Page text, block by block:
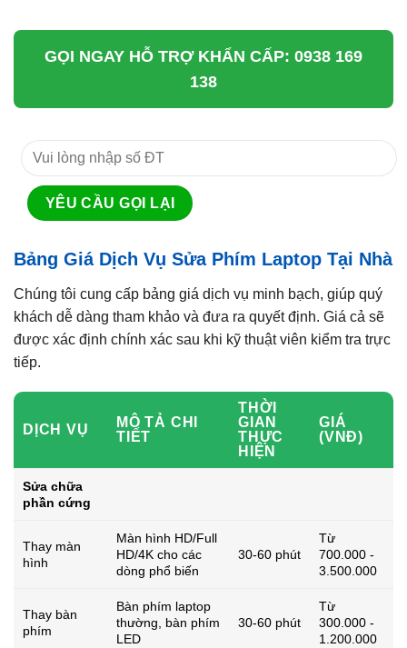
GỌI NGAY HỖ TRỢ KHẨN CẤP: 0938 169
138
Bảng Giá Dịch Vụ Sửa Phím Laptop Tại Nhà
Chúng tôi cung cấp bảng giá dịch vụ minh bạch, giúp quý
khách dễ dàng tham khảo và đưa ra quyết định. Giá cả sẽ
được xác định chính xác sau khi kỹ thuật viên kiểm tra trực
tiếp.
DỊCH VỤ
MÔ TẢ CHI
TIẾT
THỜI
GIAN
THỰC
HIỆN
GIÁ
(VNĐ)
Sửa chữa
phần cứng
Thay màn
hình
Màn hình HD/Full
HD/4K cho các
dòng phổ biến
30-60 phút
Từ
700.000 -
3.500.000
Thay bàn
phím
Bàn phím laptop
thường, bàn phím
LED
30-60 phút
Từ
300.000 -
1.200.000